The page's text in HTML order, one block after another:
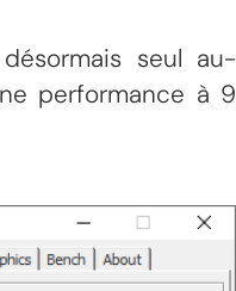
seul au-
performance à 9